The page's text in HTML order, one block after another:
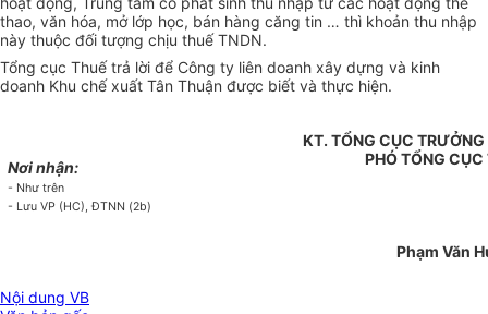
thao, văn hóa, mở lớp học, bán hàng căng tin … thì khoản thu nhập
này thuộc đối tượng chịu thuế TNDN.
Tổng cục Thuế trả lời để Công ty liên doanh xây dựng và kinh
doanh Khu chế xuất Tân Thuận được biết và thực hiện.
Nơi nhận:
- Như trên
- Lưu VP (HC), ĐTNN (2b)
KT. TỔNG CỤC
PHÓ TỔNG CỤC
Phạm Văn
Nội dung VB